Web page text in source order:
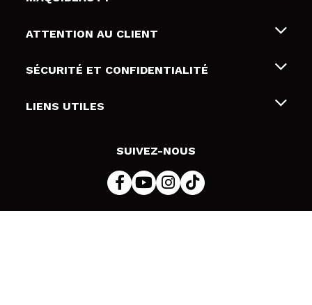
Qui sommes nous
Cartes-cadeaux
ATTENTION AU CLIENT
Livraison & retour
Modes de paiement
SÉCURITÉ ET CONFIDENTIALITÉ
Conditions et confidentialité
LIENS UTILES
SUIVEZ-NOUS